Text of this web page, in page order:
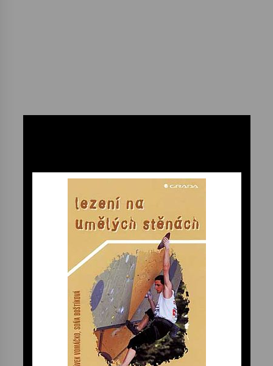
17. 7. 2026
Ozvěny prázdnin
14. 7. 2026
Za kulturou kousek za Humpolec. V Želivě ožije
odkaz Josefa Čapka
13. 7. 2026
Varhanní recitál Michala Novenka v Klášteře
Želiv